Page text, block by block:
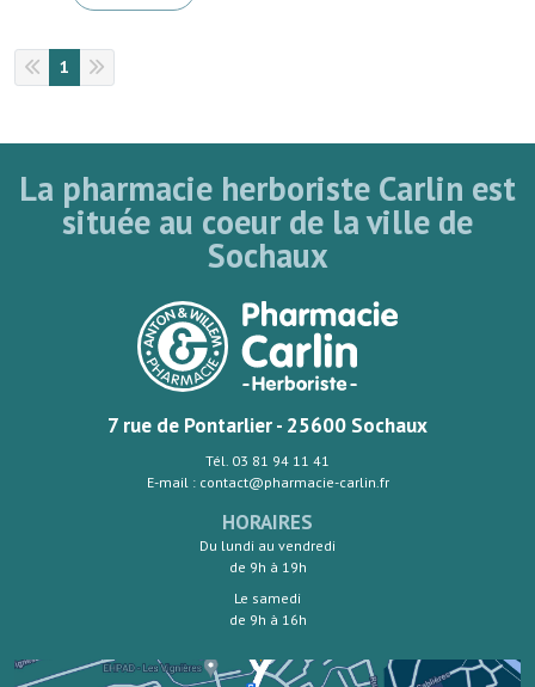
1
La pharmacie herboriste Carlin est
située au coeur de la ville de
Sochaux
7 rue de Pontarlier - 25600 Sochaux
Tél. 03 81 94 11 41
E-mail : contact@pharmacie-carlin.fr
HORAIRES
Du lundi au vendredi
de 9h à 19h
Le samedi
de 9h à 16h